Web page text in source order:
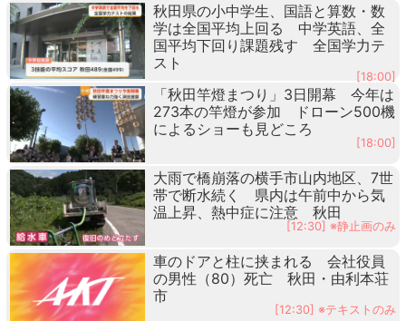
秋田県の小中学生、国語と算数・数
学は全国平均上回る 中学英語、全
国平均下回り課題残す 全国学力テ
スト
[18:00]
「秋田竿燈まつり」3日開幕 今年は
273本の竿燈が参加 ドローン500機
によるショーも見どころ
[18:00]
大雨で橋崩落の横手市山内地区、7世
帯で断水続く 県内は午前中から気
温上昇、熱中症に注意 秋田
[12:30] ※静止画のみ
車のドアと柱に挟まれる 会社役員
の男性（80）死亡 秋田・由利本荘
市
[12:30] ※テキストのみ